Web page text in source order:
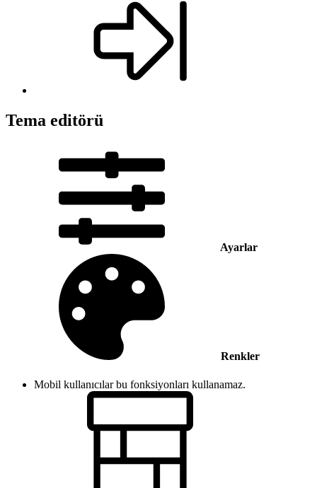
Tema editörü
Ayarlar
Renkler
Mobil kullanıcılar bu fonksiyonları kullanamaz.